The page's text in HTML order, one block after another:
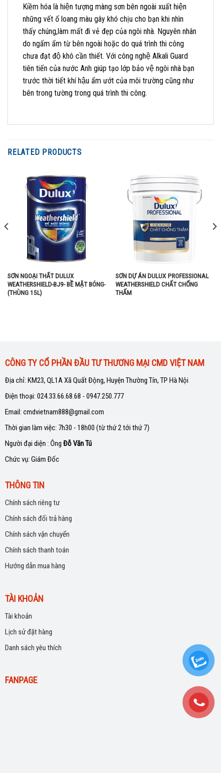
Kiềm hóa là hiện tượng màng sơn bên ngoài xuất hiện
những vết ố loang màu gây khó chịu cho bạn khi nhìn
thấy chúng,làm mất đi vẻ đẹp của ngôi nhà. Nguyên nhân
do ngấm ẩm từ bên ngoài hoặc do quá trình thi công
chưa đạt độ khô cần thiết. Với công nghệ Alkali Guard
tiên tiến của nước Anh giúp tạo lớp bảo vệ ngôi nhà bạn
trước thời tiết khí hậu ẩm ướt của môi trường cũng như
bên trong tường trong quá trình thi công.
RELATED PRODUCTS
SƠN NGOẠI THẤT DULUX
WEATHERSHIELD-BJ9- BỀ MẶT BÓNG-
(THÙNG 15L)
SƠN DỰ ÁN DULUX PROFESSIONAL
WEATHERSHIELD CHẤT CHỐNG
THẤM
CÔNG TY CỔ PHẦN ĐẦU TƯ THƯƠNG MẠI CMD VIỆT NAM
Địa chỉ: KM23, QL1A Xã Quất Động, Huyện Thường Tín, TP Hà Nội
Điện thoại: 024.33.66.68.68 - 0947.250.777
Email: cmdvietnam888@gmail.com
Thời gian làm việc: 7h30 - 18h00 (từ thứ 2 tới thứ 7)
Người đại diện : Ông Đỗ Văn Tú
Chức vụ: Giám Đốc
THÔNG TIN
Chính sách riêng tư
Chính sách đổi trả hàng
Chính sách vận chuyển
Chính sách thanh toán
Hướng dẫn mua hàng
TÀI KHOẢN
Tài khoản
Lịch sử đặt hàng
Danh sách yêu thích
FANPAGE